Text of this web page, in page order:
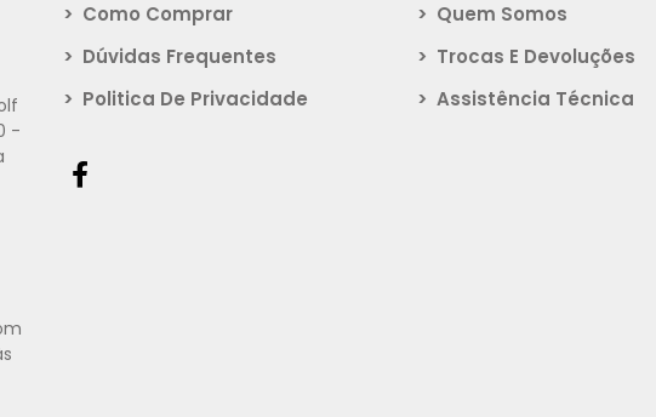
-
> Como Comprar
> Dúvidas Frequentes
> Politica De Privacidade
> Quem Somos
> Trocas E Devoluções
> Assistência Técnica